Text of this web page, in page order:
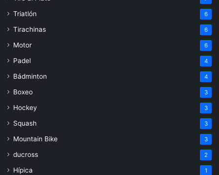
Triatlón 6
Tirachinas 6
Motor 6
Padel 4
Bádminton 4
Boxeo 3
Hockey 3
Squash 3
Mountain Bike 3
ducross 2
Hípica 1